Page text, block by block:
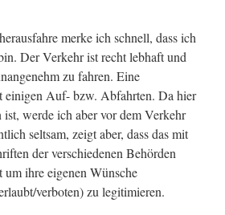
merke ich schnell, dass ich
Der Verkehr ist recht lebhaft und
zu fahren. Eine
einigen Auf- bzw. Abfahrten. Da hier
werde ich aber vor dem Verkehr
seltsam, zeigt aber, dass das mit
der verschiedenen Behörden
ihre eigenen Wünsche
verboten) zu legitimieren.